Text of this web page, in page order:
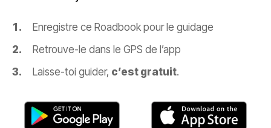
Enregistre ce Roadbook pour le guidage
Retrouve-le dans le GPS de l’app
Laisse-toi guider, c’est gratuit.